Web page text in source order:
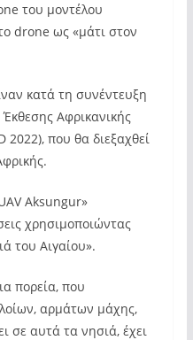
του μοντέλου
drone ως «μάτι στον
κατά τη συνέντευξη
Αφρικανικής
2022), που θα διεξαχθεί
Aksungur»
χρησιμοποιώντας
του Αιγαίου».
πορεία, που
αρμάτων μάχης,
σε αυτά τα νησιά, έχει